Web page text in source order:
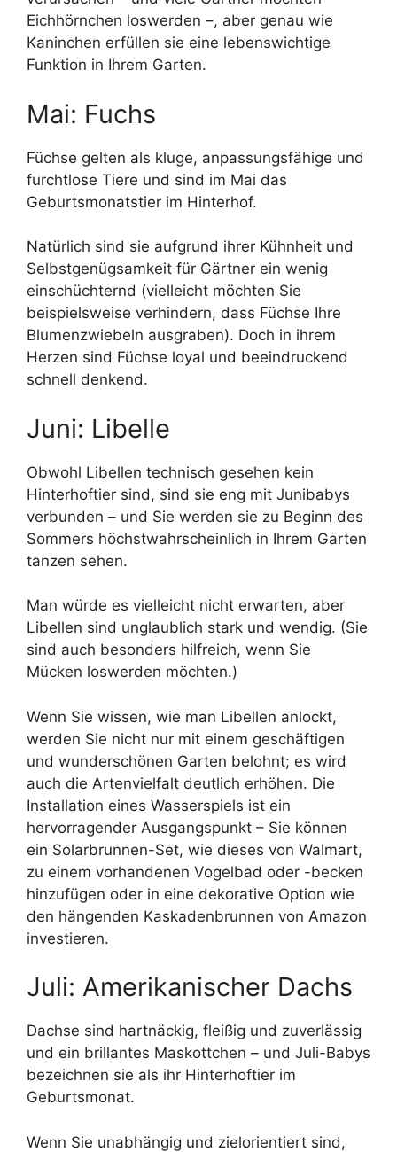
Eichhörnchen loswerden –, aber genau wie
Kaninchen erfüllen sie eine lebenswichtige
Funktion in Ihrem Garten.
Mai: Fuchs
Füchse gelten als kluge, anpassungsfähige und
furchtlose Tiere und sind im Mai das
Geburtsmonatstier im Hinterhof.
Natürlich sind sie aufgrund ihrer Kühnheit und
Selbstgenügsamkeit für Gärtner ein wenig
einschüchternd (vielleicht möchten Sie
beispielsweise verhindern, dass Füchse Ihre
Blumenzwiebeln ausgraben). Doch in ihrem
Herzen sind Füchse loyal und beeindruckend
schnell denkend.
Juni: Libelle
Obwohl Libellen technisch gesehen kein
Hinterhoftier sind, sind sie eng mit Junibabys
verbunden – und Sie werden sie zu Beginn des
Sommers höchstwahrscheinlich in Ihrem Garten
tanzen sehen.
Man würde es vielleicht nicht erwarten, aber
Libellen sind unglaublich stark und wendig. (Sie
sind auch besonders hilfreich, wenn Sie
Mücken loswerden möchten.)
Wenn Sie wissen, wie man Libellen anlockt,
werden Sie nicht nur mit einem geschäftigen
und wunderschönen Garten belohnt; es wird
auch die Artenvielfalt deutlich erhöhen. Die
Installation eines Wasserspiels ist ein
hervorragender Ausgangspunkt – Sie können
ein Solarbrunnen-Set, wie dieses von Walmart,
zu einem vorhandenen Vogelbad oder -becken
hinzufügen oder in eine dekorative Option wie
den hängenden Kaskadenbrunnen von Amazon
investieren.
Juli: Amerikanischer Dachs
Dachse sind hartnäckig, fleißig und zuverlässig
und ein brillantes Maskottchen – und Juli-Babys
bezeichnen sie als ihr Hinterhoftier im
Geburtsmonat.
Wenn Sie unabhängig und zielorientiert sind,